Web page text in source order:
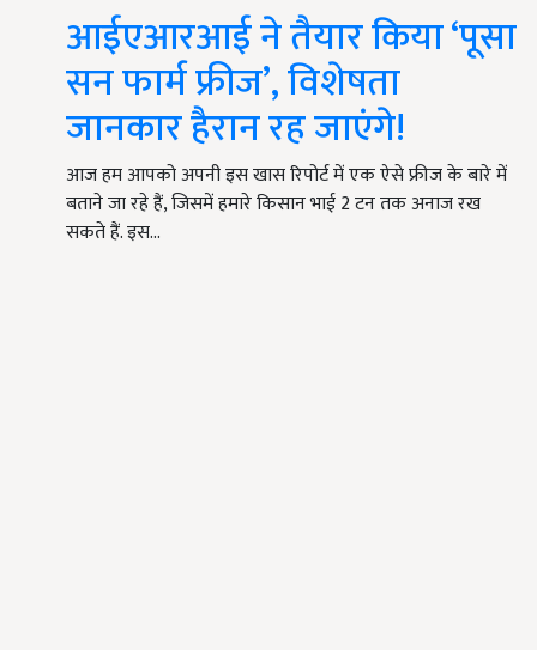
आईएआरआई ने तैयार किया ‘पूसा
सन फार्म फ्रीज’, विशेषता
जानकार हैरान रह जाएंगे!
आज हम आपको अपनी इस खास रिपोर्ट में एक ऐसे फ्रीज के बारे में
बताने जा रहे हैं, जिसमें हमारे किसान भाई 2 टन तक अनाज रख
सकते हैं. इस…